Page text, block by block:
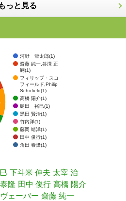
もっと見る
河野 龍太郎(1)
齋藤 純一,谷澤 正
嗣(1)
フィリップ・スコ
フィールド,Philip
Schofield(1)
高橋 陽介(1)
島田 裕巳(1)
黒田 賢治(1)
竹内洋(1)
藤岡 靖洋(1)
田中 俊行(1)
角田 泰隆(1)
下斗米 伸夫 太宰 治
隆 田中 俊行 高橋 陽介
ェーバー 齋藤 純一